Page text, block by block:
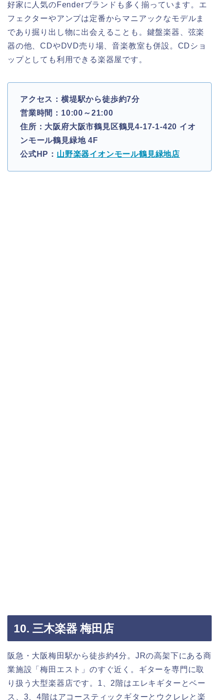
好家に人気のFenderブランドも多く揃っています。エ
フェクターやアンプは定番からマニアックなモデルま
であり掘り出し物に出会えることも。鍵盤楽器、弦楽
器の他、CDやDVD売り場、音楽教室も併設。CDショ
ップとしても利用できる楽器屋です。
アクセス：横堤駅から徒歩約7分
営業時間：10:00～21:00
住所：大阪府大阪市鶴見区鶴見4-17-1-420 イオ
ンモール鶴見緑地 4F
公式HP： 山野楽器イオンモール鶴見緑地店
10. 三木楽器 梅田店
阪急・大阪梅田駅から徒歩約4分。JRの高架下にある商
業施設「梅田エスト」のすぐ近く。ギターを専門に取
り扱う大型楽器店です。1、2階はエレキギターとベー
ス、3、4階はアコースティックギターとウクレレと楽